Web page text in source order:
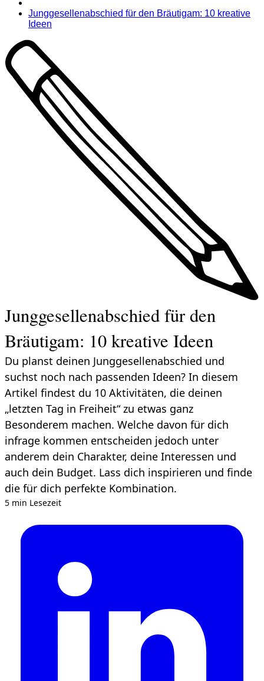
Junggesellenabschied für den Bräutigam: 10 kreative
Ideen
Junggesellenabschied für den
Bräutigam: 10 kreative Ideen
Du planst deinen Junggesellenabschied und
suchst noch nach passenden Ideen? In diesem
Artikel findest du 10 Aktivitäten, die deinen
„letzten Tag in Freiheit“ zu etwas ganz
Besonderem machen. Welche davon für dich
infrage kommen entscheiden jedoch unter
anderem dein Charakter, deine Interessen und
auch dein Budget. Lass dich inspirieren und finde
die für dich perfekte Kombination.
5 min Lesezeit